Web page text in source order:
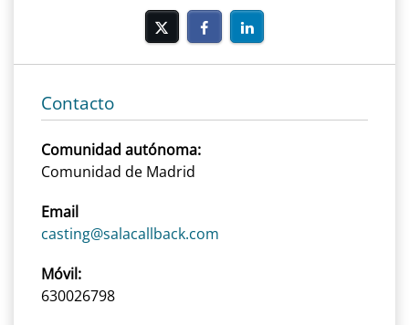
Contacto
Comunidad autónoma:
Comunidad de Madrid
Email
casting@salacallback.com
Móvil:
630026798